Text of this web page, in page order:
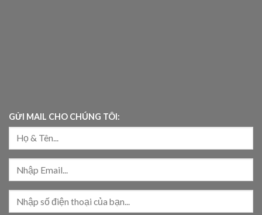
GỬI MAIL CHO CHÚNG TÔI: